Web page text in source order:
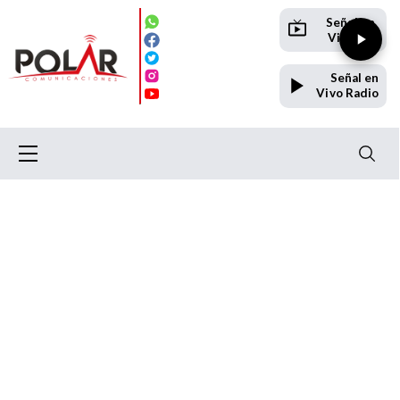
Señal en
Vivo TV
Señal en
Vivo Radio